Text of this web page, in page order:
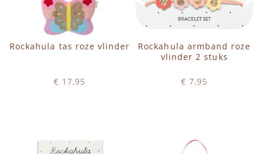
Rockahula tas roze vlinder
€ 17,95
Rockahula armband roze
vlinder 2 stuks
€ 7,95